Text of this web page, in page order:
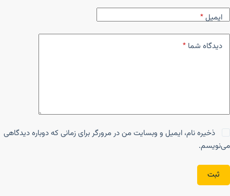
ایمیل*
دیدگاه شما *
ذخیره نام، ایمیل و وبسایت من در مرورگر برای زمانی که دوباره دیدگاهی
می‌نویسم.
ثبت